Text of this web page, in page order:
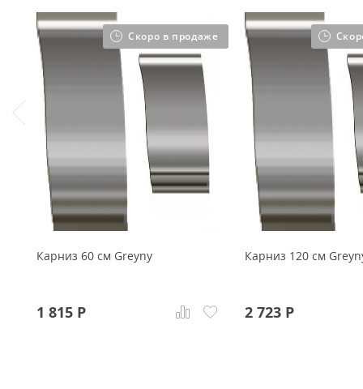
Скоро в продаже
Карниз 60 см Greyny
1 815 Р
Карниз 120 см
2 723Р